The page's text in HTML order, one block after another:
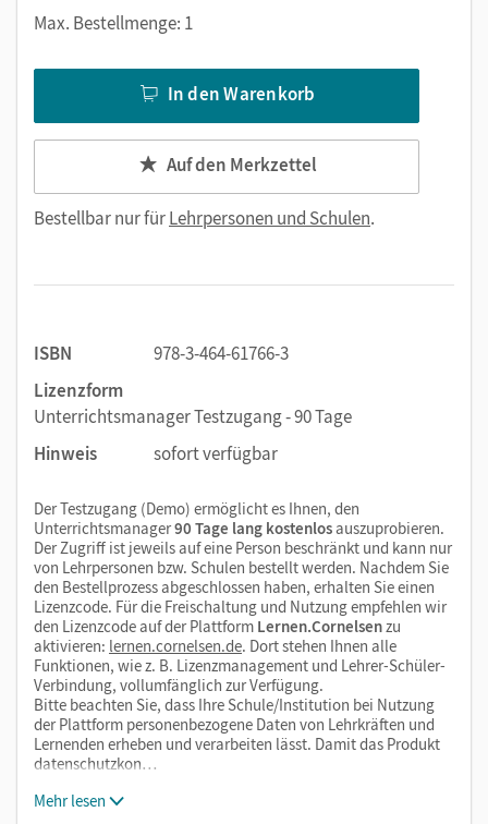
Max. Bestellmenge: 1
In den Warenkorb
Auf den Merkzettel
Bestellbar nur fürLehrpersonen und Schulen.
ISBN
978-3-464-61766-3
Lizenzform
Unterrichtsmanager Testzugang - 90 Tage
Hinweis
sofort verfügbar
Der Testzugang (Demo) ermöglicht es Ihnen, den
Unterrichtsmanager90 Tage lang kostenlosauszuprobieren.
Der Zugriff ist jeweils auf eine Person beschränkt und kann nur
von Lehrpersonen bzw. Schulen bestellt werden. Nachdem Sie
den Bestellprozess abgeschlossen haben, erhalten Sie einen
Lizenzcode. Für die Freischaltung und Nutzung empfehlen wir
den Lizenzcode auf der Plattform Lernen.Cornelsenzu
aktivieren: lernen.cornelsen.de. Dort stehen Ihnen alle
Funktionen, wie z. B. Lizenzmanagement und Lehrer-Schüler-
Verbindung, vollumfänglich zur Verfügung.
Bitte beachten Sie, dass Ihre Schule/Institution bei Nutzung
der Plattform personenbezogene Daten von Lehrkräften und
Lernenden erheben und verarbeiten lässt. Damit das Produkt
datenschutzkon…
Mehr lesen